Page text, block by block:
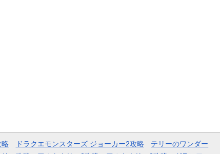
略 ドラクエモンスターズ ジョーカー2攻略
テリーのワンダー